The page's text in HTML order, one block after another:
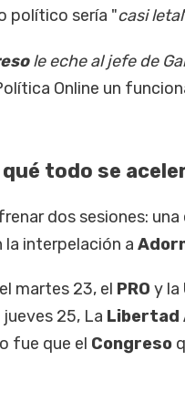
político sería "casi letal
le eche al jefe de
Online un
todo se
dos sesiones: una
la interpelación a
martes 23, el PRO y la
jueves 25, La Libertad
fue que el Congreso